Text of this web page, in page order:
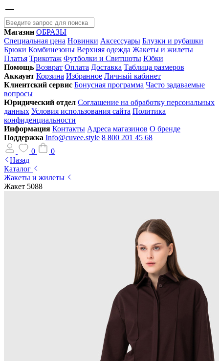
Магазин ОБРАЗЫ
Специальная цена Новинки Аксессуары Блузки и рубашки
Брюки Комбинезоны Верхняя одежда Жакеты и жилеты
Платья Трикотаж Футболки и Свитшоты Юбки
Помощь Возврат Оплата Доставка Таблица размеров
Аккаунт Корзина Избранное Личный кабинет
Клиентский сервис Бонусная программа Часто задаваемые
вопросы
Юридический отдел Соглашение на обработку персональных
данных Условия использования сайта Политика
конфиденциальности
Информация Контакты Адреса магазинов О бренде
Поддержка Info@cuvee.style 8 800 201 45 68
0
0
Назад
Каталог
Жакеты и жилеты
Жакет 5088